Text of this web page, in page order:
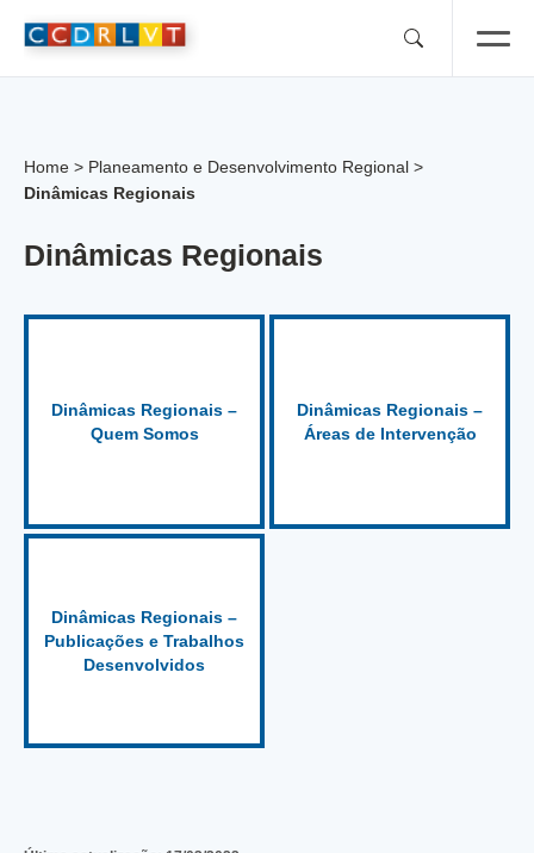
Home > Planeamento e Desenvolvimento Regional >
Dinâmicas Regionais
Dinâmicas Regionais
Dinâmicas Regionais –
Quem Somos
Dinâmicas Regionais –
Áreas de Intervenção
Dinâmicas Regionais –
Publicações e Trabalhos
Desenvolvidos